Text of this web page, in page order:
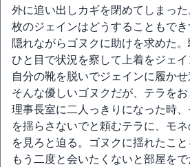
外に追い出しカギを閉めてしまっ
枚のジェインはどうすることもで
隠れながらゴヌクに助けを求めた
ひと目で状況を察して上着をジェイ
自分の靴を脱いでジェインに履かせ
そんな優しいゴヌクだが、テラをお
理事長室に二人っきりになった時
を揺らさないでと頼むテラに、モ
を見ろと迫る。ゴヌクに揺れたこと
もう二度と会いたくないと部屋を